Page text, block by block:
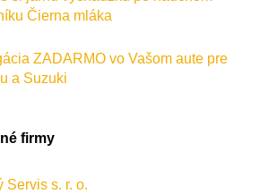
Čierna mláka
ZADARMO vo Vašom aute pre
a Suzuki
firmy
Servis s. r. o.